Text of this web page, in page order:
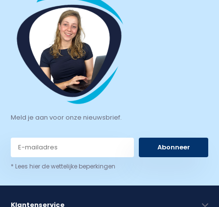
Meld je aan voor onze nieuwsbrief.
Abonneer
* Lees hier de wettelijke beperkingen
Klantenservice